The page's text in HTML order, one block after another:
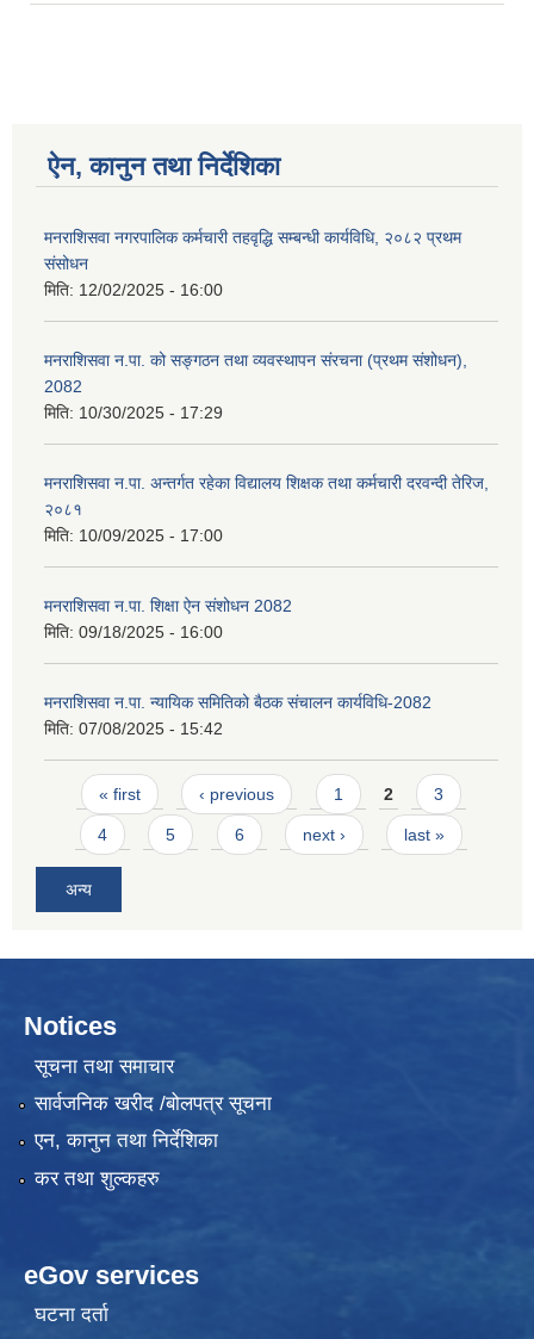
ऐन, कानुन तथा निर्देशिका
मनराशिसवा नगरपालिक कर्मचारी तहवृद्धि सम्बन्धी कार्यविधि, २०८२ प्रथम
संसोधन
मिति: 12/02/2025 - 16:00
मनराशिसवा न.पा. को सङ्गठन तथा व्यवस्थापन संरचना (प्रथम संशोधन),
2082
मिति: 10/30/2025 - 17:29
मनराशिसवा न.पा. अन्तर्गत रहेका विद्यालय शिक्षक तथा कर्मचारी दरवन्दी तेरिज,
२०८१
मिति: 10/09/2025 - 17:00
मनराशिसवा न.पा. शिक्षा ऐन संशोधन 2082
मिति: 09/18/2025 - 16:00
मनराशिसवा न.पा. न्यायिक समितिको बैठक संचालन कार्यविधि-2082
मिति: 07/08/2025 - 15:42
Pages
« first ‹ previous 1 2 3
4 5 6 next › last »
अन्य
Notices
सूचना तथा समाचार
सार्वजनिक खरीद /बोलपत्र सूचना
एन, कानुन तथा निर्देशिका
कर तथा शुल्कहरु
eGov services
घटना दर्ता